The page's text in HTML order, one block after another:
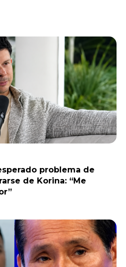
problema de
de Korina: “Me